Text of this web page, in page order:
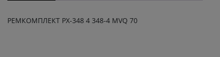
РЕМКОМПЛЕКТ РХ-348 4 348-4 MVQ 70